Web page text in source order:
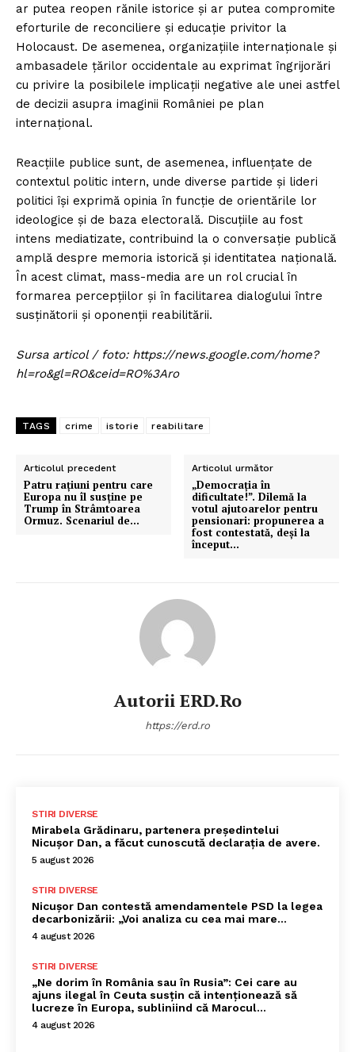
ar putea reopen rănile istorice și ar putea compromite
eforturile de reconciliere și educație privitor la
Holocaust. De asemenea, organizațiile internaționale și
ambasadele țărilor occidentale au exprimat îngrijorări
cu privire la posibilele implicații negative ale unei astfel
de decizii asupra imaginii României pe plan
internațional.
Reacțiile publice sunt, de asemenea, influențate de
contextul politic intern, unde diverse partide și lideri
politici își exprimă opinia în funcție de orientările lor
ideologice și de baza electorală. Discuțiile au fost
intens mediatizate, contribuind la o conversație publică
amplă despre memoria istorică și identitatea națională.
În acest climat, mass-media are un rol crucial în
formarea percepțiilor și în facilitarea dialogului între
susținătorii și oponenții reabilitării.
Sursa articol / foto: https://news.google.com/home?
hl=ro&gl=RO&ceid=RO%3Aro
TAGS crime istorie reabilitare
Articolul precedent
Patru rațiuni pentru care
Europa nu îl susține pe
Trump în Strâmtoarea
Ormuz. Scenariul de…
Articolul următor
„Democrația în
dificultate!”. Dilemă la
votul ajutoarelor pentru
pensionari: propunerea a
fost contestată, deși la
început…
Autorii ERD.ro
https://erd.ro
STIRI DIVERSE
Mirabela Grădinaru, partenera președintelui
Nicușor Dan, a făcut cunoscută declarația de avere.
5 august 2026
STIRI DIVERSE
Nicușor Dan contestă amendamentele PSD la legea
decarbonizării: „Voi analiza cu cea mai mare…
4 august 2026
STIRI DIVERSE
„Ne dorim în România sau în Rusia”: Cei care au
ajuns ilegal în Ceuta susțin că intenționează să
lucreze în Europa, subliniind că Marocul...
4 august 2026